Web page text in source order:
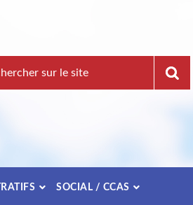
SOCIAL / CCAS